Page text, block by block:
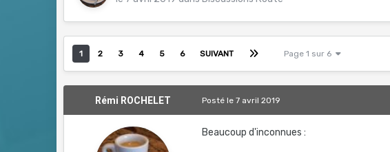
1 2 3 4 5 6 SUIVANT Page 1 sur 6
Rémi ROCHELET Postéle 7 avril 2019
Beaucoup d'inconnues :